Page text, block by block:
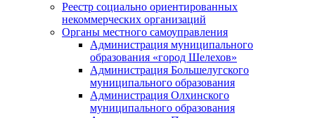
Реестр социально ориентированных
некоммерческих организаций
Органы местного самоуправления
Администрация муниципального
образования «город Шелехов»
Администрация Большелугского
муниципального образования
Администрация Олхинского
муниципального образования